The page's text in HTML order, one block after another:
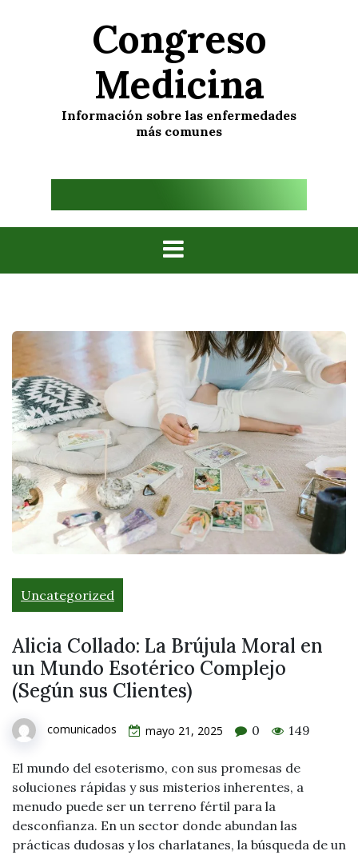
Congreso
Medicina
Información sobre las enfermedades
más comunes
Uncategorized
Alicia Collado: La Brújula Moral en
un Mundo Esotérico Complejo
(Según sus Clientes)
comunicados mayo 21, 2025 0 149
El mundo del esoterismo, con sus promesas de
soluciones rápidas y sus misterios inherentes, a
menudo puede ser un terreno fértil para la
desconfianza. En un sector donde abundan las
prácticas dudosas y los charlatanes, la búsqueda de un